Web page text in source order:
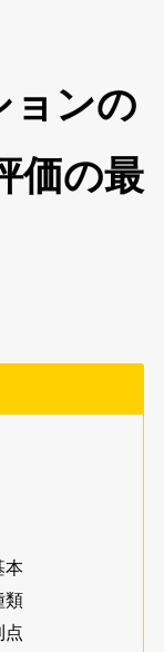
ョンの
価の最
本
類
点